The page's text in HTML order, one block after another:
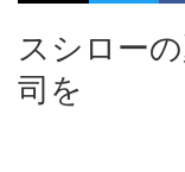
スシロー
司を